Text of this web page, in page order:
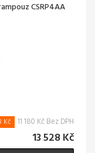
CSRP4AA
Kč 11 180 Kč Bez DPH
13 528 Kč